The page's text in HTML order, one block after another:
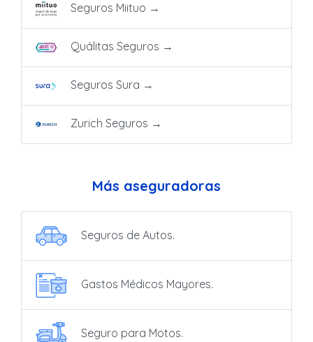
Seguros Miituo →
Quálitas Seguros →
Seguros Sura →
Zurich Seguros →
Más aseguradoras
Seguros de Autos.
Gastos Médicos Mayores.
Seguro para Motos.